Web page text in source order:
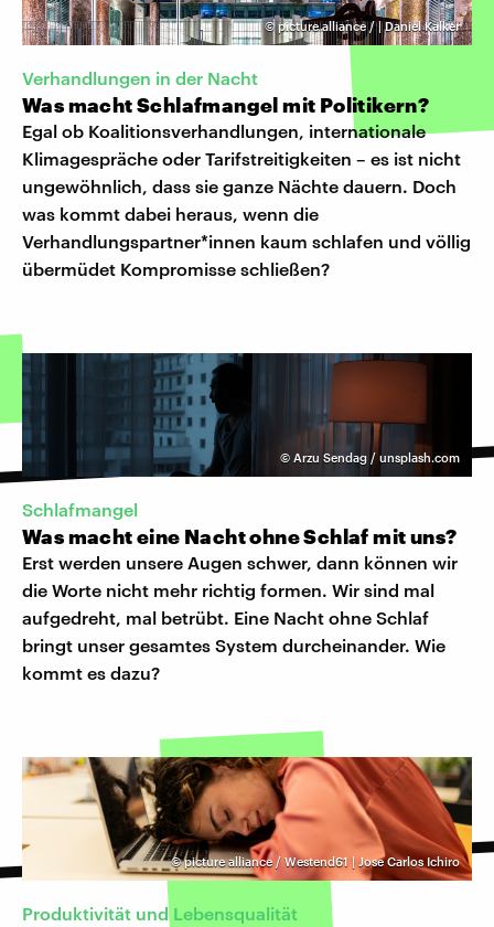
©picture alliance / | Daniel Kalker
Verhandlungen in der Nacht
Was macht Schlafmangel mit Politikern?
Egal ob Koalitionsverhandlungen, internationale
Klimagespräche oder Tarifstreitigkeiten – es ist nicht
ungewöhnlich, dass sie ganze Nächte dauern. Doch
was kommt dabei heraus, wenn die
Verhandlungspartner*innen kaum schlafen und völlig
übermüdet Kompromisse schließen?
© Arzu Sendag / unsplash.com
Schlafmangel
Was macht eine Nacht ohne Schlaf mit uns?
Erst werden unsere Augen schwer, dann können wir
die Worte nicht mehr richtig formen. Wir sind mal
aufgedreht, mal betrübt. Eine Nacht ohne Schlaf
bringt unser gesamtes System durcheinander. Wie
kommt es dazu?
©picture alliance / Westend61 | Jose Carlos Ichiro
Produktivität und Lebensqualität